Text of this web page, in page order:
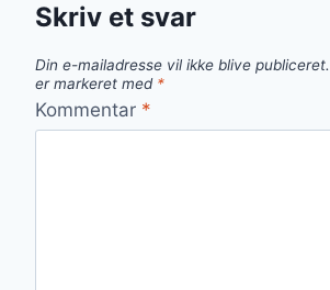
Skriv et svar
Din e-mailadresse vil ikke blive publiceret.
er markeret med *
Kommentar *